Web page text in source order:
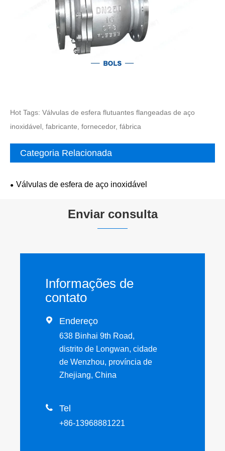
Hot Tags: Válvulas de esfera flutuantes flangeadas de aço
inoxidável, fabricante, fornecedor, fábrica
Categoria Relacionada
Válvulas de esfera de aço inoxidável
Enviar consulta
Informações de
contato
 Endereço
638 Binhai 9th Road,
distrito de Longwan, cidade
de Wenzhou, província de
Zhejiang, China
 Tel
+86-13968881221